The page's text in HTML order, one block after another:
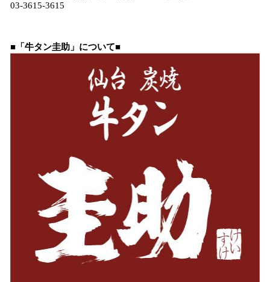
03-3615-3615
■「牛タン圭助」について■